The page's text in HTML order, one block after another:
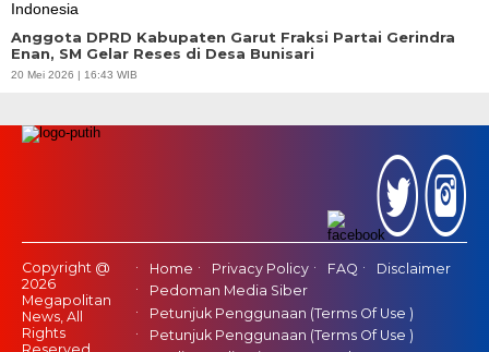
Anggota DPRD Kabupaten Garut Fraksi Partai Gerindra
Enan, SM Gelar Reses di Desa Bunisari
20 Mei 2026 | 16:43 WIB
Copyright @
2026
Megapolitan
News, All
Rights
Home Privacy Policy FAQ
Disclaimer
Pedoman Media Siber
Petunjuk Penggunaan (Terms Of Use )
Petunjuk Penggunaan (Terms Of Use )